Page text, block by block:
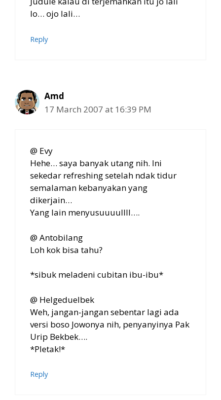
lo… ojo lali…
Reply
Amd
17 March 2007 at 16:39 PM
@ Evy
Hehe… saya banyak utang nih. Ini
sekedar refreshing setelah ndak tidur
semalaman kebanyakan yang
dikerjain…
Yang lain menyusuuuullll….
@ Antobilang
Loh kok bisa tahu?
*sibuk meladeni cubitan ibu-ibu*
@ Helgeduelbek
Weh, jangan-jangan sebentar lagi ada
versi boso Jowonya nih, penyanyinya Pak
Urip Bekbek….
*Pletak!*
Reply